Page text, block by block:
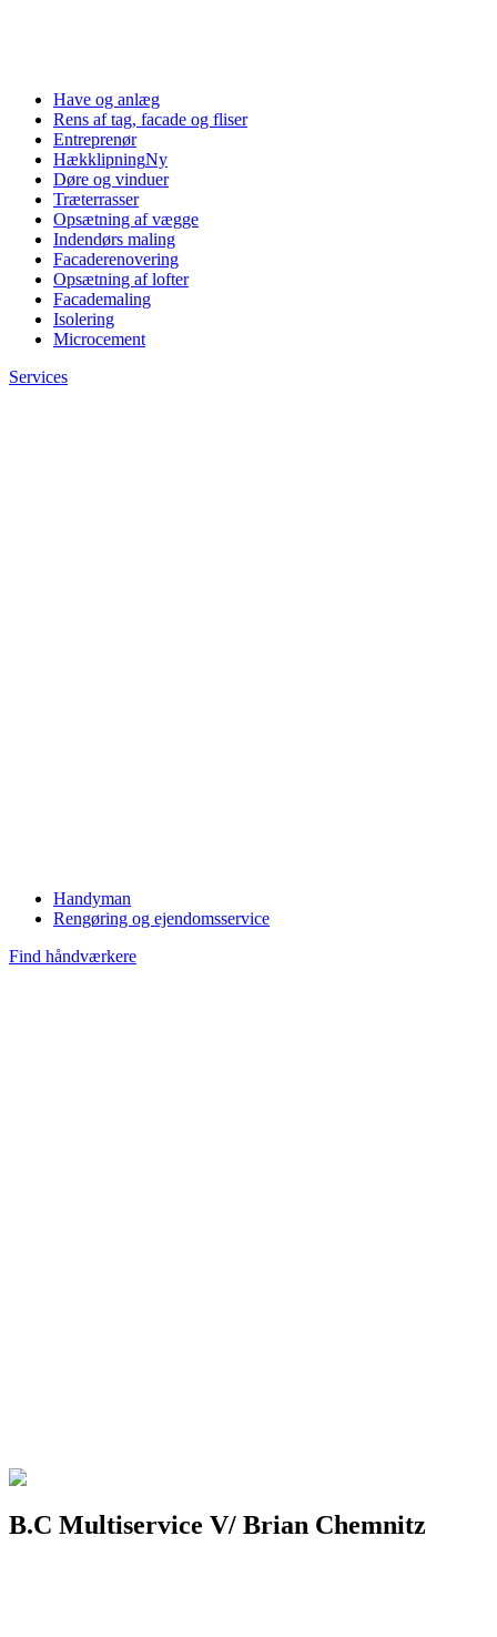
Have og anlæg
Rens af tag, facade og fliser
Entreprenør
HækklipningNy
Døre og vinduer
Træterrasser
Opsætning af vægge
Indendørs maling
Facaderenovering
Opsætning af lofter
Facademaling
Isolering
Microcement
Services
Handyman
Rengøring og ejendomsservice
Find håndværkere
B.C Multiservice V/ Brian Chemnitz